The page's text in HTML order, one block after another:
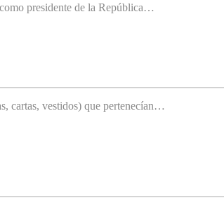
presidente de la República…
cartas, vestidos) que pertenecían…